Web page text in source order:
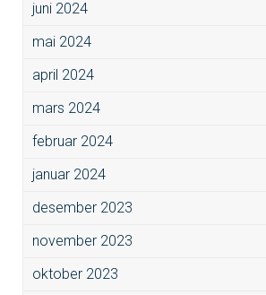
juni 2024
mai 2024
april 2024
mars 2024
februar 2024
januar 2024
desember 2023
november 2023
oktober 2023